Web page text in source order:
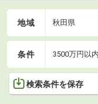
地域 秋田県
条件 3500万円以
検索条件を保存